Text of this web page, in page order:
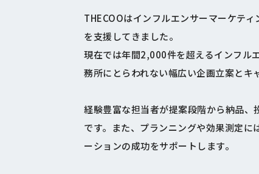
THECOOはインフルエンサーマーケテ
を支援してきました。
現在では年間2,000件を超えるインフル
務所にとらわれない幅広い企画立案とキ
経験豊富な担当者が提案段階から納品
です。また、プランニングや効果測定
ーションの成功をサポートします。